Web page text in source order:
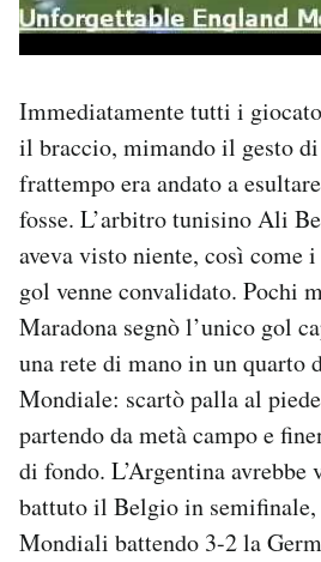
Immediatamente tutti i
il braccio, mimando il gesto
frattempo era andato a
fosse. L’arbitro tunisino Ali
aveva visto niente, così come
gol venne convalidato. Pochi
Maradona segnò l’unico gol
una rete di mano in un quarto
Mondiale: scartò palla al
partendo da metà campo e
di fondo. L’Argentina avrebbe
battuto il Belgio in semifinale,
Mondiali battendo 3-2 la